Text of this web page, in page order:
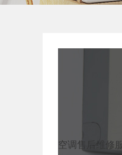
空调售后维修